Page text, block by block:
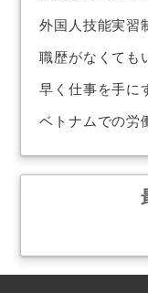
外国人技能実習
職歴がなくても
早く仕事を手に
ベトナムでの労